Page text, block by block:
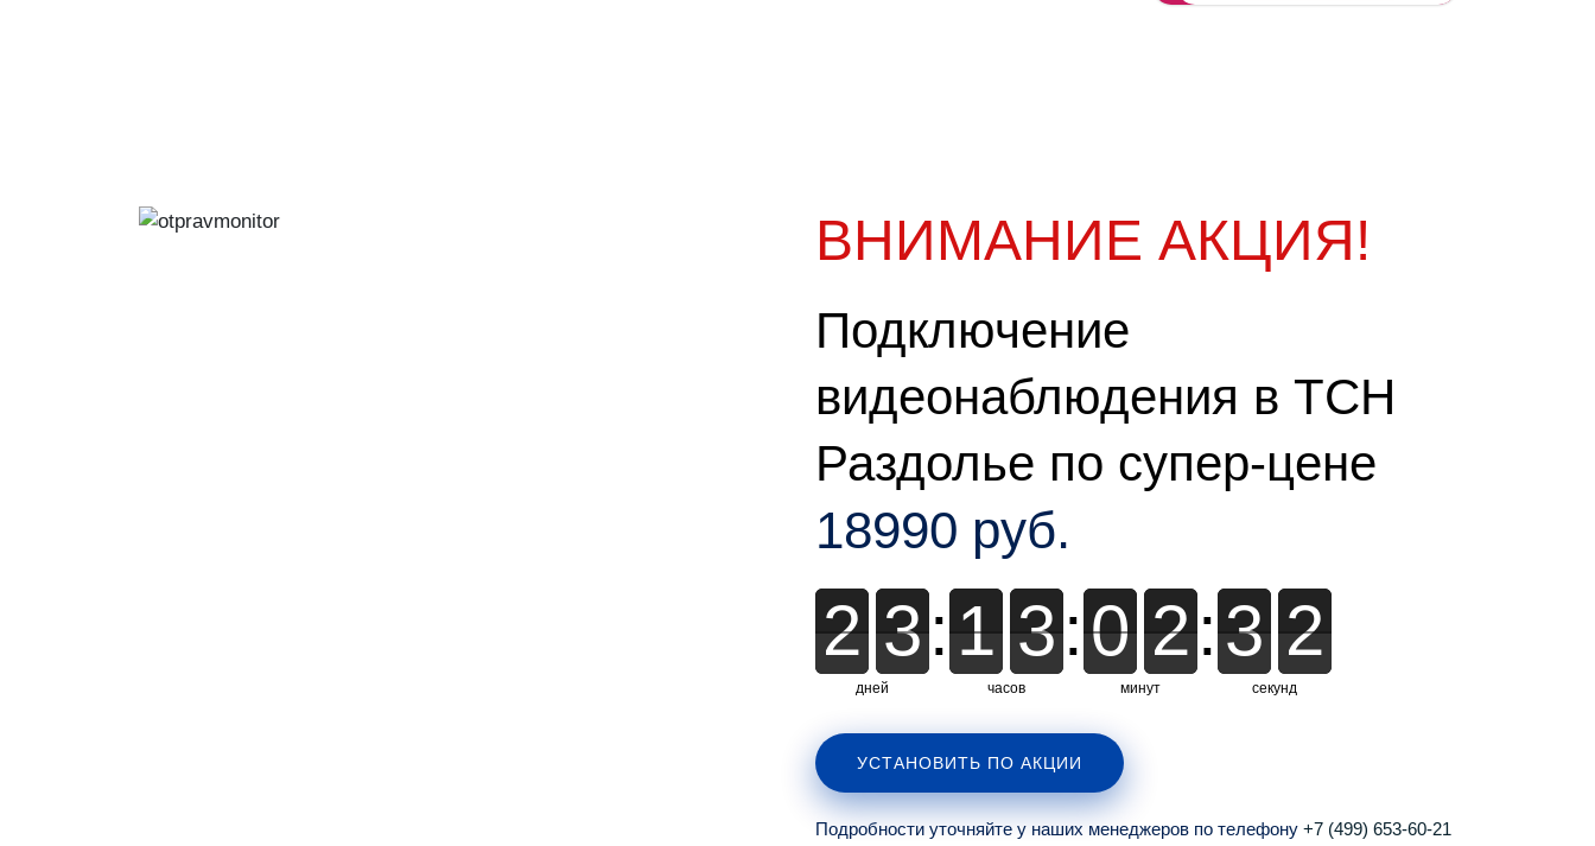
ВНИМАНИЕ АКЦИЯ!
Подключение
видеонаблюдения в ТСН
Раздолье по супер-цене
18990 руб.
дней
2
2 3
3:
часов
1
1 3
3:
минут
0
0 2
2:
секунд
3
3 1
1
1
УСТАНОВИТЬ ПО АКЦИИ
Подробности уточняйте у наших менеджеров по телефону +7 (499) 653-60-21